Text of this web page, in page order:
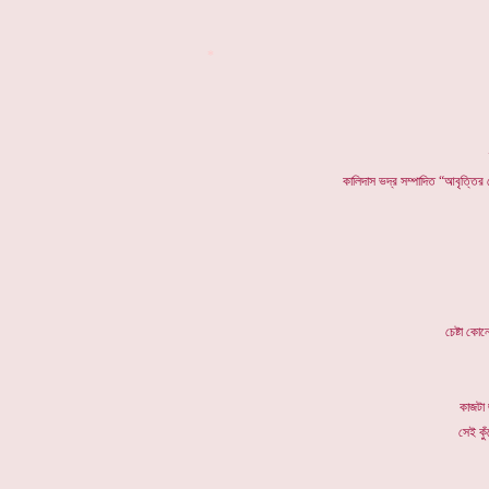
কালিদাস ভদ্র সম্পাদিত
চেষ্টা
কাজটা
সেই